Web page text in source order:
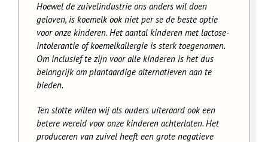
Hoewel de zuivelindustrie ons anders wil doen
geloven, is koemelk ook niet per se de beste optie
voor onze kinderen. Het aantal kinderen met lactose-
intolerantie of koemelkallergie is sterk toegenomen.
Om inclusief te zijn voor alle kinderen is het dus
belangrijk om plantaardige alternatieven aan te
bieden.
Ten slotte willen wij als ouders uiteraard ook een
betere wereld voor onze kinderen achterlaten. Het
produceren van zuivel heeft een grote negatieve